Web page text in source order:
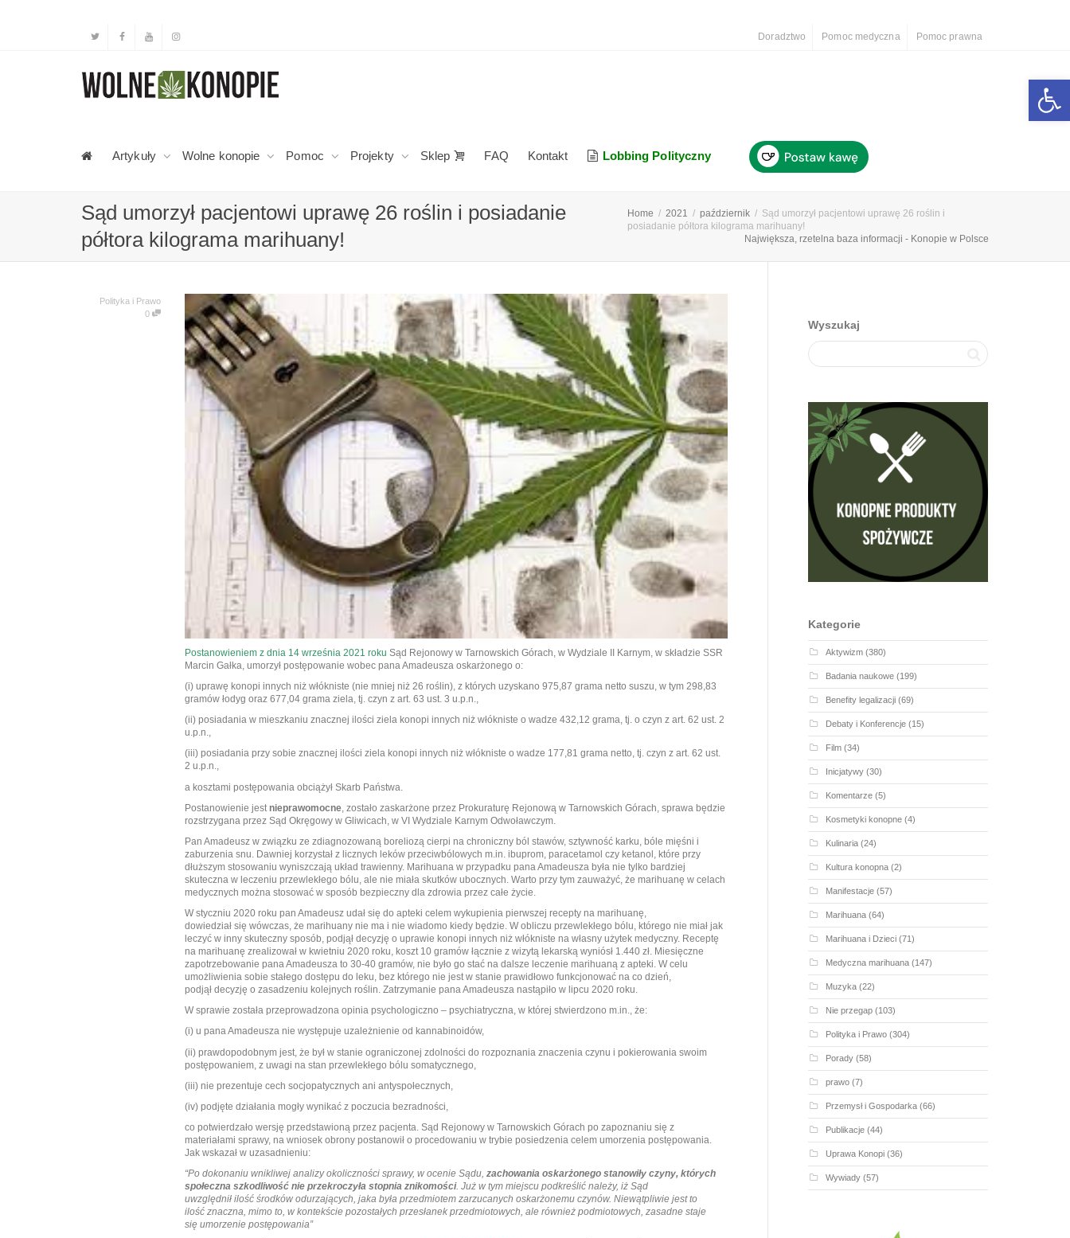
Doradztwo Pomoc medyczna Pomoc prawna
Artykuły Wolne konopie Pomoc Projekty Sklep FAQ Kontakt Lobbing Polityczny
Sąd umorzył pacjentowi uprawę 26 roślin i posiadanie
półtora kilograma marihuany!
Home 2021 październik
Sąd umorzył pacjentowi uprawę 26 roślin i
posiadanie półtora kilograma marihuany!
Największa, rzetelna baza informacji - Konopie w Polsce
Polityka i Prawo
0
Postanowieniem z dnia 14 września 2021 roku Sąd Rejonowy w Tarnowskich Górach, w Wydziale II Karnym, w składzie SSR
Marcin Gałka, umorzył postępowanie wobec pana Amadeusza oskarżonego o:
(i) uprawę konopi innych niż włókniste (nie mniej niż 26 roślin), z których uzyskano 975,87 grama netto suszu, w tym 298,83
gramów łodyg oraz 677,04 grama ziela, tj. czyn z art. 63 ust. 3 u.p.n.,
(ii) posiadania w mieszkaniu znacznej ilości ziela konopi innych niż włókniste o wadze 432,12 grama, tj. o czyn z art. 62 ust. 2
u.p.n.,
(iii) posiadania przy sobie znacznej ilości ziela konopi innych niż włókniste o wadze 177,81 grama netto, tj. czyn z art. 62 ust.
2 u.p.n.,
a kosztami postępowania obciążył Skarb Państwa.
Postanowienie jest nieprawomocne , zostało zaskarżone przez Prokuraturę Rejonową w Tarnowskich Górach, sprawa będzie
rozstrzygana przez Sąd Okręgowy w Gliwicach, w VI Wydziale Karnym Odwoławczym.
Pan Amadeusz w związku ze zdiagnozowaną boreliozą cierpi na chroniczny ból stawów, sztywność karku, bóle mięśni i
zaburzenia snu. Dawniej korzystał z licznych leków przeciwbólowych m.in. ibuprom, paracetamol czy ketanol, które przy
dłuższym stosowaniu wyniszczają układ trawienny. Marihuana w przypadku pana Amadeusza była nie tylko bardziej
skuteczna w leczeniu przewlekłego bólu, ale nie miała skutków ubocznych. Warto przy tym zauważyć, że marihuanę w celach
medycznych można stosować w sposób bezpieczny dla zdrowia przez całe życie.
W styczniu 2020 roku pan Amadeusz udał się do apteki celem wykupienia pierwszej recepty na marihuanę,
dowiedział się wówczas, że marihuany nie ma i nie wiadomo kiedy będzie. W obliczu przewlekłego bólu, którego nie miał jak
leczyć w inny skuteczny sposób, podjął decyzję o uprawie konopi innych niż włókniste na własny użytek medyczny. Receptę
na marihuanę zrealizował w kwietniu 2020 roku, koszt 10 gramów łącznie z wizytą lekarską wyniósł 1.440 zł. Miesięczne
zapotrzebowanie pana Amadeusza to 30-40 gramów, nie było go stać na dalsze leczenie marihuaną z apteki. W celu
umożliwienia sobie stałego dostępu do leku, bez którego nie jest w stanie prawidłowo funkcjonować na co dzień,
podjął decyzję o zasadzeniu kolejnych roślin. Zatrzymanie pana Amadeusza nastąpiło w lipcu 2020 roku.
W sprawie została przeprowadzona opinia psychologiczno – psychiatryczna, w której stwierdzono m.in., że:
(i) u pana Amadeusza nie występuje uzależnienie od kannabinoidów,
(ii) prawdopodobnym jest, że był w stanie ograniczonej zdolności do rozpoznania znaczenia czynu i pokierowania swoim
postępowaniem, z uwagi na stan przewlekłego bólu somatycznego,
(iii) nie prezentuje cech socjopatycznych ani antyspołecznych,
(iv) podjęte działania mogły wynikać z poczucia bezradności,
co potwierdzało wersję przedstawioną przez pacjenta. Sąd Rejonowy w Tarnowskich Górach po zapoznaniu się z
materiałami sprawy, na wniosek obrony postanowił o procedowaniu w trybie posiedzenia celem umorzenia postępowania.
Jak wskazał w uzasadnieniu:
“Po dokonaniu wnikliwej analizy okoliczności sprawy, w ocenie Sądu, zachowania oskarżonego stanowiły czyny, których
społeczna szkodliwość nie przekroczyła stopnia znikomości. Już w tym miejscu podkreślić należy, iż Sąd
uwzględnił ilość środków odurzających, jaka była przedmiotem zarzucanych oskarżonemu czynów. Niewątpliwie jest to
ilość znaczna, mimo to, w kontekście pozostałych przesłanek przedmiotowych, ale również podmiotowych, zasadne staje
się umorzenie postępowania”
Wyszukaj
Kategorie
Aktywizm(380)
Badania naukowe(199)
Benefity legalizacji(69)
Debaty i Konferencje(15)
Film(34)
Inicjatywy(30)
Komentarze(5)
Kosmetyki konopne(4)
Kulinaria(24)
Kultura konopna(2)
Manifestacje(57)
Marihuana(64)
Marihuana i Dzieci(71)
Medyczna marihuana(147)
Muzyka(22)
Nie przegap(103)
Polityka i Prawo(304)
Porady(58)
prawo(7)
Przemysł i Gospodarka(66)
Publikacje(44)
Uprawa Konopi(36)
Wywiady(57)